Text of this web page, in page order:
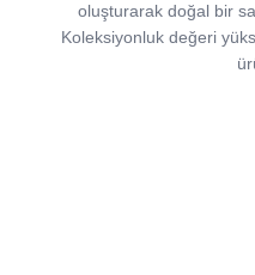
oluşturarak doğal bir
Koleksiyonluk değeri